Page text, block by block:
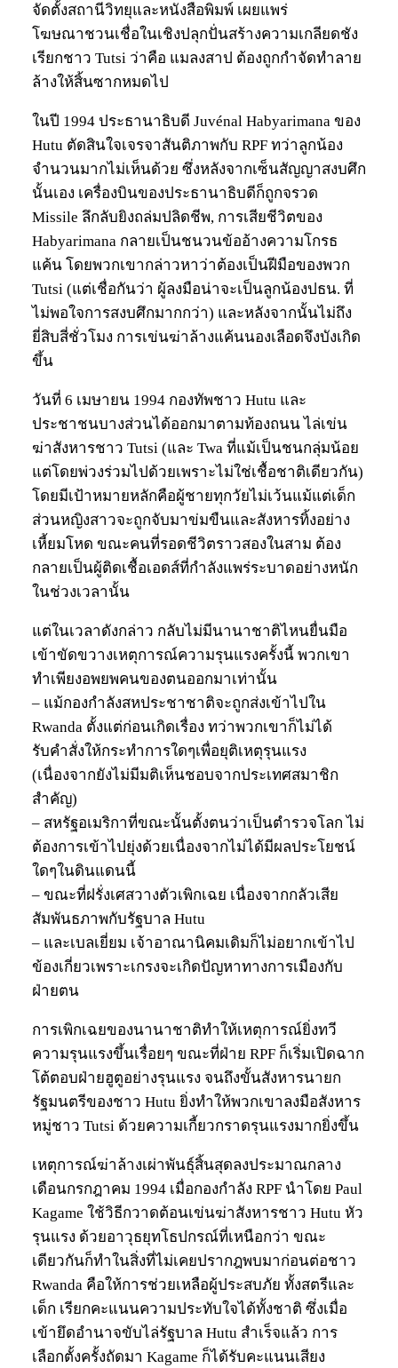
จัดตั้งสถานีวิทยุและหนังสือพิมพ์ เผยแพร่
โฆษณาชวนเชื่อในเชิงปลุกปั่นสร้างความเกลียดชัง
เรียกชาว Tutsi ว่าคือ แมลงสาป ต้องถูกกำจัดทำลาย
ล้างให้สิ้นซากหมดไป
ในปี 1994 ประธานาธิบดี Juvénal Habyarimana ของ
Hutu ตัดสินใจเจรจาสันติภาพกับ RPF ทว่าลูกน้อง
จำนวนมากไม่เห็นด้วย ซึ่งหลังจากเซ็นสัญญาสงบศึก
นั้นเอง เครื่องบินของประธานาธิบดีก็ถูกจรวด
Missile ลึกลับยิงถล่มปลิดชีพ, การเสียชีวิตของ
Habyarimana กลายเป็นชนวนข้ออ้างความโกรธ
แค้น โดยพวกเขากล่าวหาว่าต้องเป็นฝีมือของพวก
Tutsi (แต่เชื่อกันว่า ผู้ลงมือน่าจะเป็นลูกน้องปธน. ที่
ไม่พอใจการสงบศึกมากกว่า) และหลังจากนั้นไม่ถึง
ยี่สิบสี่ชั่วโมง การเข่นฆ่าล้างแค้นนองเลือดจึงบังเกิด
ขึ้น
วันที่ 6 เมษายน 1994 กองทัพชาว Hutu และ
ประชาชนบางส่วนได้ออกมาตามท้องถนน ไล่เข่น
ฆ่าสังหารชาว Tutsi (และ Twa ที่แม้เป็นชนกลุ่มน้อย
แต่โดยพ่วงร่วมไปด้วยเพราะไม่ใช่เชื้อชาติเดียวกัน)
โดยมีเป้าหมายหลักคือผู้ชายทุกวัยไม่เว้นแม้แต่เด็ก
ส่วนหญิงสาวจะถูกจับมาข่มขืนและสังหารทิ้งอย่าง
เหี้ยมโหด ขณะคนที่รอดชีวิตราวสองในสาม ต้อง
กลายเป็นผู้ติดเชื้อเอดส์ที่กำลังแพร่ระบาดอย่างหนัก
ในช่วงเวลานั้น
แต่ในเวลาดังกล่าว กลับไม่มีนานาชาติไหนยื่นมือ
เข้าขัดขวางเหตุการณ์ความรุนแรงครั้งนี้ พวกเขา
ทำเพียงอพยพคนของตนออกมาเท่านั้น
– แม้กองกำลังสหประชาชาติจะถูกส่งเข้าไปใน
Rwanda ตั้งแต่ก่อนเกิดเรื่อง ทว่าพวกเขาก็ไม่ได้
รับคำสั่งให้กระทำการใดๆเพื่อยุติเหตุรุนแรง
(เนื่องจากยังไม่มีมติเห็นชอบจากประเทศสมาชิก
สำคัญ)
– สหรัฐอเมริกาที่ขณะนั้นตั้งตนว่าเป็นตำรวจโลก ไม่
ต้องการเข้าไปยุ่งด้วยเนื่องจากไม่ได้มีผลประโยชน์
ใดๆในดินแดนนี้
– ขณะที่ฝรั่งเศสวางตัวเพิกเฉย เนื่องจากกลัวเสีย
สัมพันธภาพกับรัฐบาล Hutu
– และเบลเยี่ยม เจ้าอาณานิคมเดิมก็ไม่อยากเข้าไป
ข้องเกี่ยวเพราะเกรงจะเกิดปัญหาทางการเมืองกับ
ฝ่ายตน
การเพิกเฉยของนานาชาติทำให้เหตุการณ์ยิ่งทวี
ความรุนแรงขึ้นเรื่อยๆ ขณะที่ฝ่าย RPF ก็เริ่มเปิดฉาก
โต้ตอบฝ่ายฮูตูอย่างรุนแรง จนถึงขั้นสังหารนายก
รัฐมนตรีของชาว Hutu ยิ่งทำให้พวกเขาลงมือสังหาร
หมู่ชาว Tutsi ด้วยความเกี้ยวกราดรุนแรงมากยิ่งขึ้น
เหตุการณ์ฆ่าล้างเผ่าพันธุ์สิ้นสุดลงประมาณกลาง
เดือนกรกฎาคม 1994 เมื่อกองกำลัง RPF นำโดย Paul
Kagame ใช้วิธีกวาดต้อนเข่นฆ่าสังหารชาว Hutu หัว
รุนแรง ด้วยอาวุธยุทโธปกรณ์ที่เหนือกว่า ขณะ
เดียวกันก็ทำในสิ่งที่ไม่เคยปรากฎพบมาก่อนต่อชาว
Rwanda คือให้การช่วยเหลือผู้ประสบภัย ทั้งสตรีและ
เด็ก เรียกคะแนนความประทับใจได้ทั้งชาติ ซึ่งเมื่อ
เข้ายึดอำนาจขับไล่รัฐบาล Hutu สำเร็จแล้ว การ
เลือกตั้งครั้งถัดมา Kagame ก็ได้รับคะแนนเสียง